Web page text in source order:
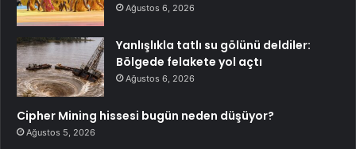
Ağustos 6, 2026
Yanlışlıkla tatlı su gölünü deldiler:
Bölgede felakete yol açtı
Ağustos 6, 2026
Cipher Mining hissesi bugün neden düşüyor?
Ağustos 5, 2026